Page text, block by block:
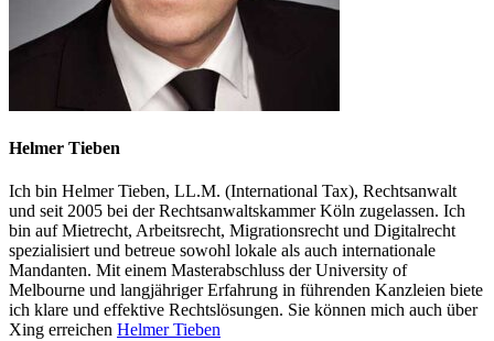
Helmer Tieben
Ich bin Helmer Tieben, LL.M. (International Tax), Rechtsanwalt
und seit 2005 bei der Rechtsanwaltskammer Köln zugelassen. Ich
bin auf Mietrecht, Arbeitsrecht, Migrationsrecht und Digitalrecht
spezialisiert und betreue sowohl lokale als auch internationale
Mandanten. Mit einem Masterabschluss der University of
Melbourne und langjähriger Erfahrung in führenden Kanzleien biete
ich klare und effektive Rechtslösungen. Sie können mich auch über
Xing erreichen Helmer Tieben